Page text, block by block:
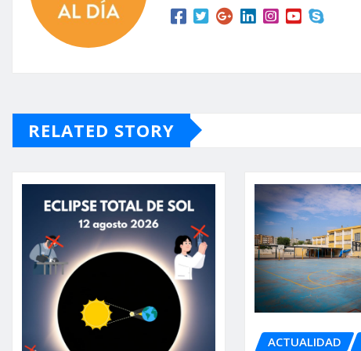
RELATED STORY
ACTUALIDAD